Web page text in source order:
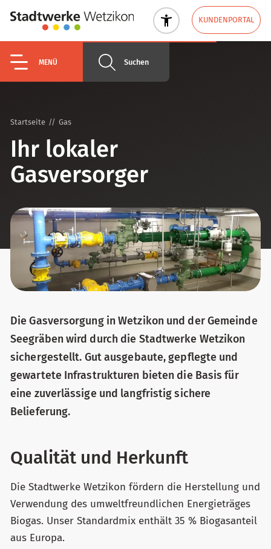
MENÜ Suchen
KUNDENPORTAL
Startseite Gas
Ihr lokaler
Gasversorger
Die Gasversorgung in Wetzikon und der Gemeinde
Seegräben wird durch die Stadtwerke Wetzikon
sichergestellt. Gut ausgebaute, gepflegte und
gewartete Infrastrukturen bieten die Basis für
eine zuverlässige und langfristig sichere
Belieferung.
Qualität und Herkunft
Die Stadtwerke Wetzikon fördern die Herstellung und
Verwendung des umweltfreundlichen Energieträges
Biogas. Unser Standardmix enthält 35 % Biogasanteil
aus Europa.